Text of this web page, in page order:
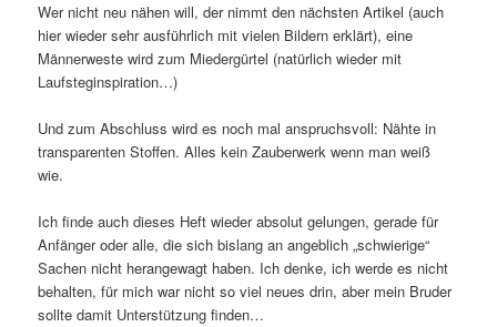
Wer nicht neu nähen will, der nimmt den nächsten Artikel (auch
hier wieder sehr ausführlich mit vielen Bildern erklärt), eine
Männerweste wird zum Miedergürtel (natürlich wieder mit
Laufsteginspiration…)
Und zum Abschluss wird es noch mal anspruchsvoll: Nähte in
transparenten Stoffen. Alles kein Zauberwerk wenn man weiß
wie.
Ich finde auch dieses Heft wieder absolut gelungen, gerade für
Anfänger oder alle, die sich bislang an angeblich „schwierige“
Sachen nicht herangewagt haben. Ich denke, ich werde es nicht
behalten, für mich war nicht so viel neues drin, aber mein Bruder
sollte damit Unterstützung finden…